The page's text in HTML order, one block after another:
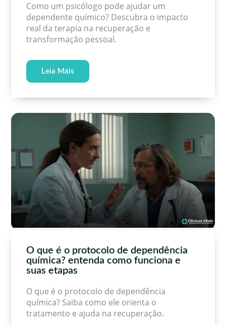
Como um psicólogo pode ajudar um
dependente químico? Descubra o impacto
real da terapia na recuperação e
transformação pessoal.
Leia Mais
O que é o protocolo de dependência
química? entenda como funciona e
suas etapas
O que é o protocolo de dependência
química? Saiba como ele orienta o
tratamento e ajuda na recuperação.